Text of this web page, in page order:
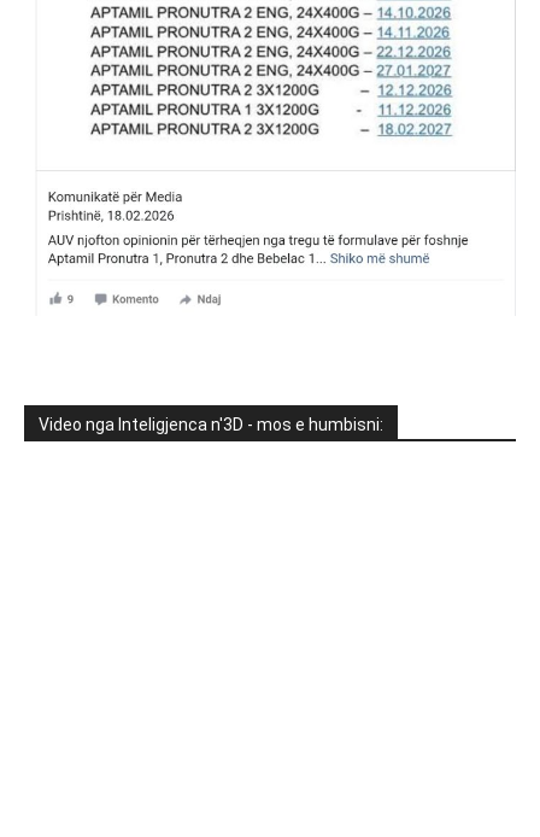
Video nga Inteligjenca n'3D - mos e humbisni: